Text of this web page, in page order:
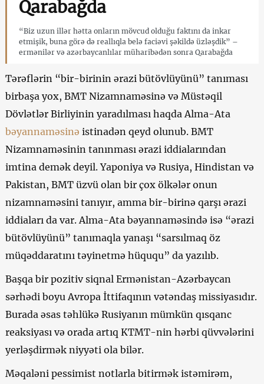
Qarabağda
“Biz uzun illər hətta onların mövcud olduğu faktını da inkar
etmişik, buna görə də reallıqla belə faciəvi şəkildə üzləşdik” –
ermənilər və azərbaycanlılar müharibədən sonra Qarabağda
Tərəflərin “bir-birinin ərazi bütövlüyünü” tanıması
birbaşa yox, BMT Nizamnaməsinə və Müstəqil
Dövlətlər Birliyinin yaradılması haqda Alma-Ata
bəyannaməsinə istinadən qeyd olunub. BMT
Nizamnaməsinin tanınması ərazi iddialarından
imtina demək deyil. Yaponiya və Rusiya, Hindistan və
Pakistan, BMT üzvü olan bir çox ölkələr onun
nizamnaməsini tanıyır, amma bir-birinə qarşı ərazi
iddiaları da var. Alma-Ata bəyannaməsində isə “ərazi
bütövlüyünü” tanımaqla yanaşı “sarsılmaq öz
müqəddaratını təyinetmə hüququ” da yazılıb.
Başqa bir pozitiv siqnal Ermənistan-Azərbaycan
sərhədi boyu Avropa İttifaqının vətəndaş missiyasıdır.
Burada əsas təhlükə Rusiyanın mümkün qısqanc
reaksiyası və orada artıq KTMT-nin hərbi qüvvələrini
yerləşdirmək niyyəti ola bilər.
Məqaləni pessimist notlarla bitirmək istəmirəm,